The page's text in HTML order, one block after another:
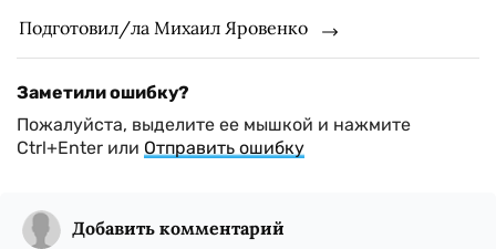
Подготовил/ла Михаил Яровенко
Заметили ошибку?
Пожалуйста, выделите ее мышкой и нажмите
Ctrl+Enter или Отправить ошибку
Добавить комментарий